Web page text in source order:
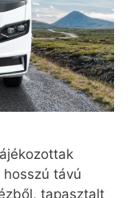
hosszú távú
tapasztalt